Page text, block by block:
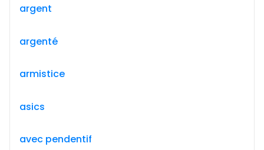
argent
argenté
armistice
asics
avec pendentif